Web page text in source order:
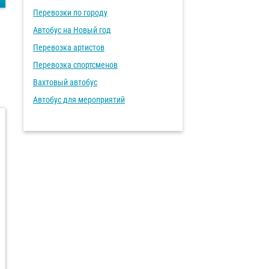
Перевозки по городу
Автобус на Новый год
Перевозка артистов
Перевозка спортсменов
Вахтовый автобус
Автобус для мероприятий